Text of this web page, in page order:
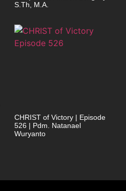
S.Th, M.A.
CHRIST of Victory | Episode
526 | Pdm. Natanael
Wuryanto